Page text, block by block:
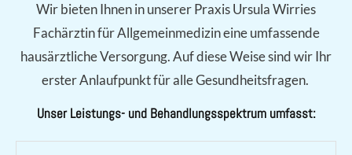
Wir bieten Ihnen in unserer Praxis Ursula Wirries
Fachärztin für Allgemeinmedizin eine umfassende
hausärztliche Versorgung. Auf diese Weise sind wir Ihr
erster Anlaufpunkt für alle Gesundheitsfragen.
Unser Leistungs- und Behandlungsspektrum umfasst: